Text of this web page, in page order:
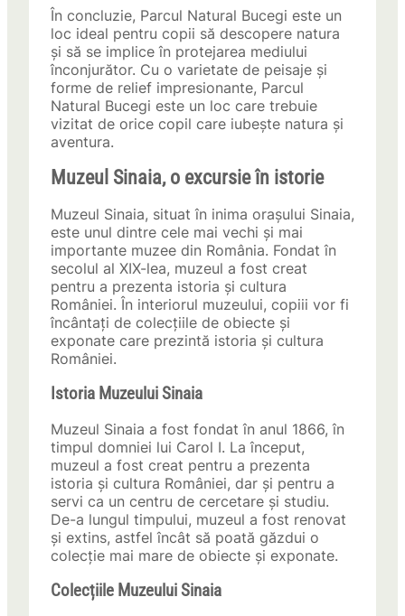
În concluzie, Parcul Natural Bucegi este un
loc ideal pentru copii să descopere natura
și să se implice în protejarea mediului
înconjurător. Cu o varietate de peisaje și
forme de relief impresionante, Parcul
Natural Bucegi este un loc care trebuie
vizitat de orice copil care iubește natura și
aventura.
Muzeul Sinaia, o excursie în istorie
Muzeul Sinaia, situat în inima orașului Sinaia,
este unul dintre cele mai vechi și mai
importante muzee din România. Fondat în
secolul al XIX-lea, muzeul a fost creat
pentru a prezenta istoria și cultura
României. În interiorul muzeului, copiii vor fi
încântați de colecțiile de obiecte și
exponate care prezintă istoria și cultura
României.
Istoria Muzeului Sinaia
Muzeul Sinaia a fost fondat în anul 1866, în
timpul domniei lui Carol I. La început,
muzeul a fost creat pentru a prezenta
istoria și cultura României, dar și pentru a
servi ca un centru de cercetare și studiu.
De-a lungul timpului, muzeul a fost renovat
și extins, astfel încât să poată găzdui o
colecție mai mare de obiecte și exponate.
Colecțiile Muzeului Sinaia